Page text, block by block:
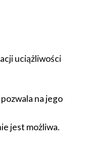
uciążliwości
na jego
jest możliwa.